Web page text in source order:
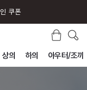
쿠폰
상의 하의 아우터/조끼